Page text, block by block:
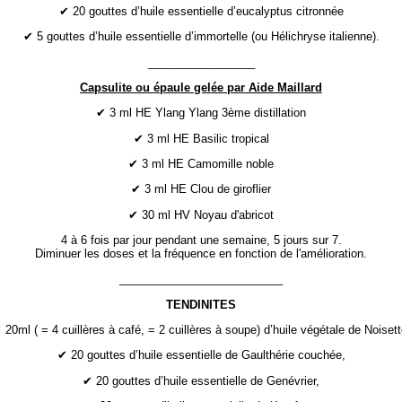
✔ 20 gouttes d’huile essentielle d’eucalyptus citronnée
✔ 5 gouttes d’huile essentielle d’immortelle (ou Hélichryse italienne).
Capsulite ou épaule gelée par Aide Maillard
✔ 3 ml HE Ylang Ylang 3ème distillation
✔ 3 ml HE Basilic tropical
✔ 3 ml HE Camomille noble
✔ 3 ml HE Clou de giroflier
✔ 30 ml HV Noyau d'abricot
4 à 6 fois par jour pendant une semaine, 5 jours sur 7.
Diminuer les doses et la fréquence en fonction de l'amélioration.
TENDINITES
( = 4 cuillères à café, = 2 cuillères à soupe) d’huile végétale de
✔ 20 gouttes d’huile essentielle de Gaulthérie couchée,
✔ 20 gouttes d’huile essentielle de Genévrier,